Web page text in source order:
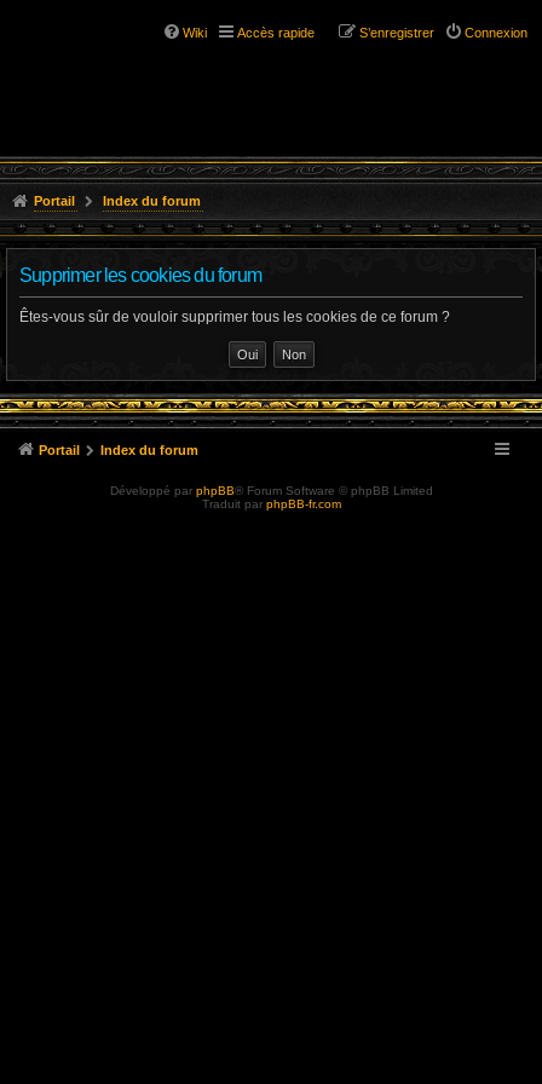
Wiki Accès rapide Connexion
S’enregistrer
Portail Index du forum
Supprimer les cookies du forum
Êtes-vous sûr de vouloir supprimer tous les cookies de ce forum ?
Portail Index du forum
Développé par phpBB® Forum Software © phpBB Limited
Traduit par phpBB-fr.com